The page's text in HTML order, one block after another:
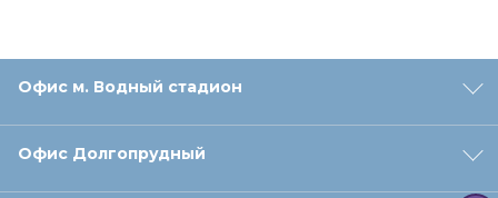
Офис м. Водный стадион
Офис Долгопрудный